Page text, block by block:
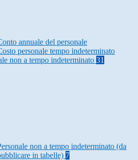
annuale del personale
personale tempo indeterminato
non a tempo indeterminato 31
non a tempo indeterminato (da
in tabelle) 7